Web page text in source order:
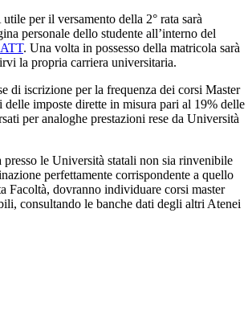
per il versamento della 2° rata sarà
personale dello studente all’interno del
. Una volta in possesso della matricola sarà
la propria carriera universitaria.
di iscrizione per la frequenza dei corsi Master
imposte dirette in misura pari al 19% delle
per analoghe prestazioni rese da Università
le Università statali non sia rinvenibile
perfettamente corrispondente a quello
Facoltà, dovranno individuare corsi master
consultando le banche dati degli altri Atenei